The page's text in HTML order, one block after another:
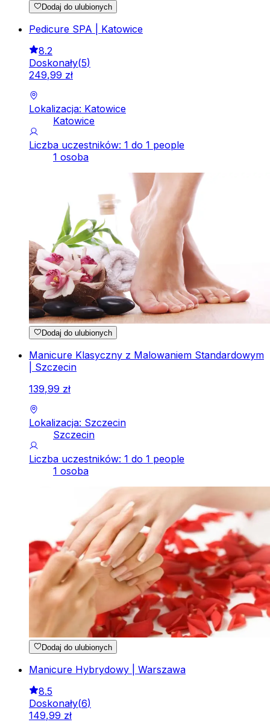
Dodaj do ulubionych
Pedicure SPA | Katowice
8.2
Doskonały(5)
249,99 zł
Lokalizacja: Katowice
Katowice
Liczba uczestników: 1 do 1 people
1 osoba
Dodaj do ulubionych
Manicure Klasyczny z Malowaniem Standardowym
| Szczecin
139,99 zł
Lokalizacja: Szczecin
Szczecin
Liczba uczestników: 1 do 1 people
1 osoba
Dodaj do ulubionych
Manicure Hybrydowy | Warszawa
8.5
Doskonały(6)
149,99 zł